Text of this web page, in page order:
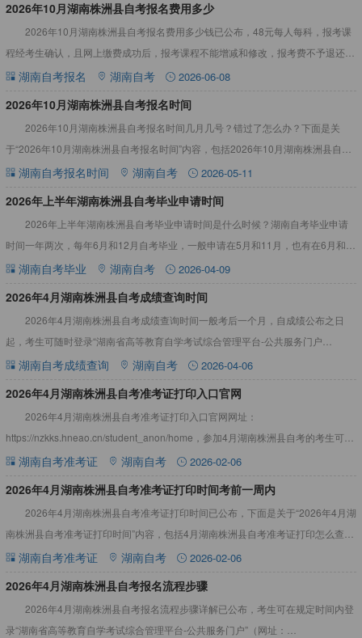
2026年10月湖南株洲县自考报名费用多少
2026年10月湖南株洲县自考报名费用多少钱已公布，48元每人每科，报考课
程经考生确认，且网上缴费成功后，报考课程不能增减和修改，报考费不予退还。
如遇问题应及时与市州自考管理机构联系。详情见下文：20
湖南自考报名 湖南自考 2026-06-08
2026年10月湖南株洲县自考报名时间
2026年10月湖南株洲县自考报名时间几月几号？错过了怎么办？下面是关
于“2026年10月湖南株洲县自考报名时间”内容，包括2026年10月湖南株洲县自考
报名时间错过了怎么办等。详情见下文：2026年
湖南自考报名时间 湖南自考 2026-05-11
​2026年上半年湖南株洲县自考毕业申请时间
2026年上半年湖南株洲县自考毕业申请时间是什么时候？湖南自考毕业申请
时间一年两次，每年6月和12月自考毕业，一般申请在5月和11月，也有在6月和
12月申请的。详情见下文：2026年上半年湖南株洲县自
湖南自考毕业 湖南自考 2026-04-09
2026年4月湖南株洲县自考成绩查询时间
2026年4月湖南株洲县自考成绩查询时间一般考后一个月，自成绩公布之日
起，考生可随时登录“湖南省高等教育自学考试综合管理平台-公共服务门户
（https://nzkks.hneao.cn/student
湖南自考成绩查询 湖南自考 2026-04-06
​2026年4月湖南株洲县自考准考证打印入口官网
2026年4月湖南株洲县自考准考证打印入口官网网址：
https://nzkks.hneao.cn/student_anon/home，参加4月湖南株洲县自考的考生可在
考试前一星期内自行从“湖南自考服务
湖南自考准考证 湖南自考 2026-02-06
2026年4月湖南株洲县自考准考证打印时间考前一周内
2026年4月湖南株洲县自考准考证打印时间已公布，下面是关于“2026年4月湖
南株洲县自考准考证打印时间”内容，包括4月湖南株洲县自考准考证打印怎么查询
不到信息等，详情见下文：2026年4月湖南株洲县
湖南自考准考证 湖南自考 2026-02-06
2026年4月湖南株洲县自考报名流程步骤
2026年4月湖南株洲县自考报名流程步骤详解已公布，考生可在规定时间内登
录“湖南省高等教育自学考试综合管理平台-公共服务门户”（网址：